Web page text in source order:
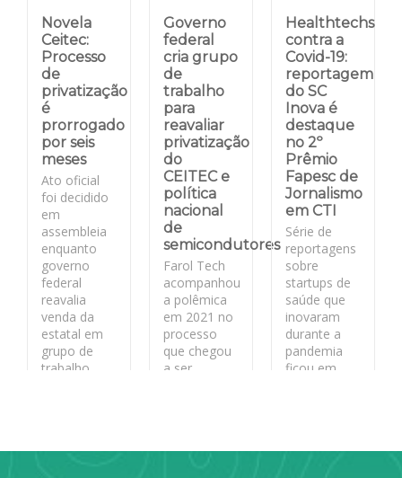
Novela
Ceitec:
Processo
de
privatização
é
prorrogado
por seis
meses
Ato oficial
foi decidido
em
assembleia
enquanto
governo
federal
reavalia
venda da
estatal em
grupo de
trabalho.
Governo
federal
cria grupo
de
trabalho
para
reavaliar
privatização
do
CEITEC e
política
nacional
de
semicondutores
Farol Tech
acompanhou
a polêmica
em 2021 no
processo
que chegou
a ser
decisões do
Healthtechs
contra a
Covid-19:
reportagem
do SC
Inova é
destaque
no 2º
Prêmio
Fapesc de
Jornalismo
em CTI
Série de
reportagens
sobre
startups de
saúde que
inovaram
durante a
pandemia
ficou em
tecnologia